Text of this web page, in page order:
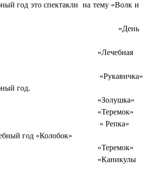
год это спектакли на тему «Волк и
«День
«Лечебная
«Рукавичка»
год.
«Золушка»
«Теремок»
« Репка»
год «Колобок»
«Теремок»
«Каникулы